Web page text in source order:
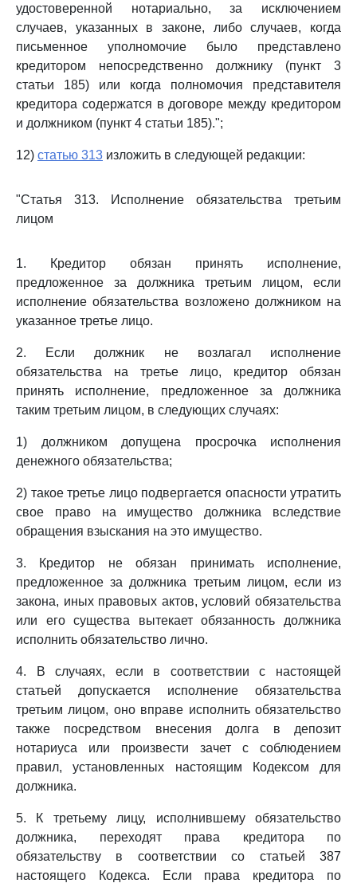
удостоверенной нотариально, за исключением
случаев, указанных в законе, либо случаев, когда
письменное уполномочие было представлено
кредитором непосредственно должнику (пункт 3
статьи 185) или когда полномочия представителя
кредитора содержатся в договоре между кредитором
и должником (пункт 4 статьи 185).";
12) статью 313 изложить в следующей редакции:
"Статья 313. Исполнение обязательства третьим
лицом
1. Кредитор обязан принять исполнение,
предложенное за должника третьим лицом, если
исполнение обязательства возложено должником на
указанное третье лицо.
2. Если должник не возлагал исполнение
обязательства на третье лицо, кредитор обязан
принять исполнение, предложенное за должника
таким третьим лицом, в следующих случаях:
1) должником допущена просрочка исполнения
денежного обязательства;
2) такое третье лицо подвергается опасности утратить
свое право на имущество должника вследствие
обращения взыскания на это имущество.
3. Кредитор не обязан принимать исполнение,
предложенное за должника третьим лицом, если из
закона, иных правовых актов, условий обязательства
или его существа вытекает обязанность должника
исполнить обязательство лично.
4. В случаях, если в соответствии с настоящей
статьей допускается исполнение обязательства
третьим лицом, оно вправе исполнить обязательство
также посредством внесения долга в депозит
нотариуса или произвести зачет с соблюдением
правил, установленных настоящим Кодексом для
должника.
5. К третьему лицу, исполнившему обязательство
должника, переходят права кредитора по
обязательству в соответствии со статьей 387
настоящего Кодекса. Если права кредитора по